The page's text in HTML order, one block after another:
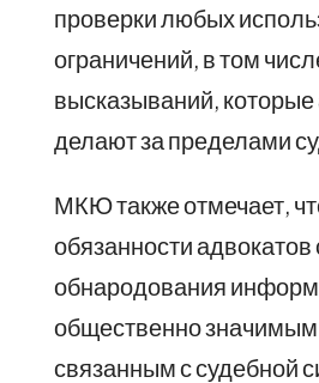
проверки любых
ограничений, в том
высказываний,
делают за пределами
МКЮ также отмечает,
обязанности адвокатов
обнародования
общественно
связанным с судебной